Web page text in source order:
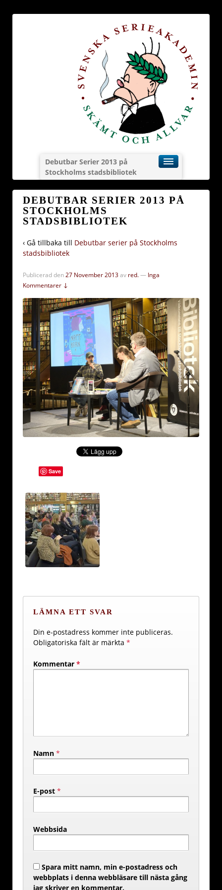
Debutbar Serier 2013 på
Stockholms stadsbibliotek
DEBUTBAR SERIER 2013 PÅ
STOCKHOLMS
STADSBIBLIOTEK
‹ Gå tillbaka till Debutbar serier på Stockholms
stadsbibliotek
Publicerad den27 November 2013av red.— Inga
Kommentarer ↓
Save
LÄMNA ETT SVAR
Din e-postadress kommer inte publiceras.
Obligatoriska fält är märkta *
Kommentar *
Namn *
E-post *
Webbsida
Spara mitt namn, min e-postadress och
webbplats i denna webbläsare till nästa gång
jag skriver en kommentar.